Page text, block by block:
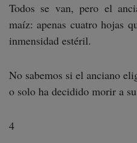
Todos se van, pero el
maíz: apenas cuatro hojas
inmensidad estéril.
No sabemos si el anciano
o solo ha decidido morir a
4